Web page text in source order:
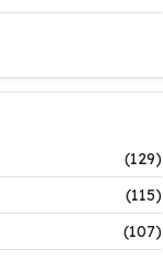
(129)
(115)
(107)